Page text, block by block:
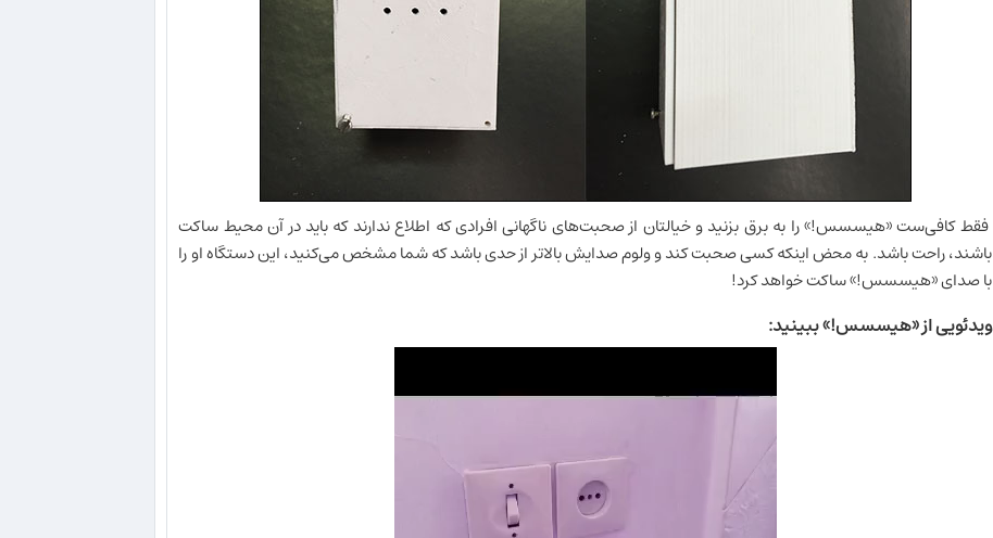
فقط کافی‌ست «هیسسس!» را به برق بزنید و خیالتان از صحبت‌های ناگهانی افرادی که اطلاع ندارند که باید در آن محیط ساکت
باشند، راحت باشد. به محض اینکه کسی صحبت کند و ولوم صدایش بالاتر از حدی باشد که شما مشخص می‌کنید، این دستگاه او را
با صدای «هیسسس!» ساکت خواهد کرد!
ویدئویی از «هیسسس!» ببینید: